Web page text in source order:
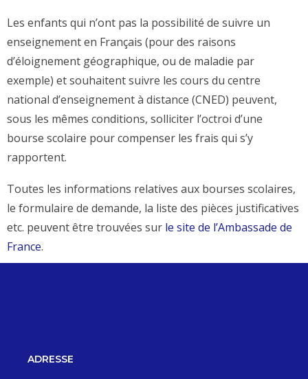
Les enfants qui n’ont pas la possibilité de suivre un
enseignement en Français (pour des raisons
d’éloignement géographique, ou de maladie par
exemple) et souhaitent suivre les cours du centre
national d’enseignement à distance (CNED) peuvent,
sous les mêmes conditions, solliciter l’octroi d’une
bourse scolaire pour compenser les frais qui s’y
rapportent.
Toutes les informations relatives aux bourses scolaires,
le formulaire de demande, la liste des pièces justificatives
etc. peuvent être trouvées sur le site de l’Ambassade de
France.
ADRESSE